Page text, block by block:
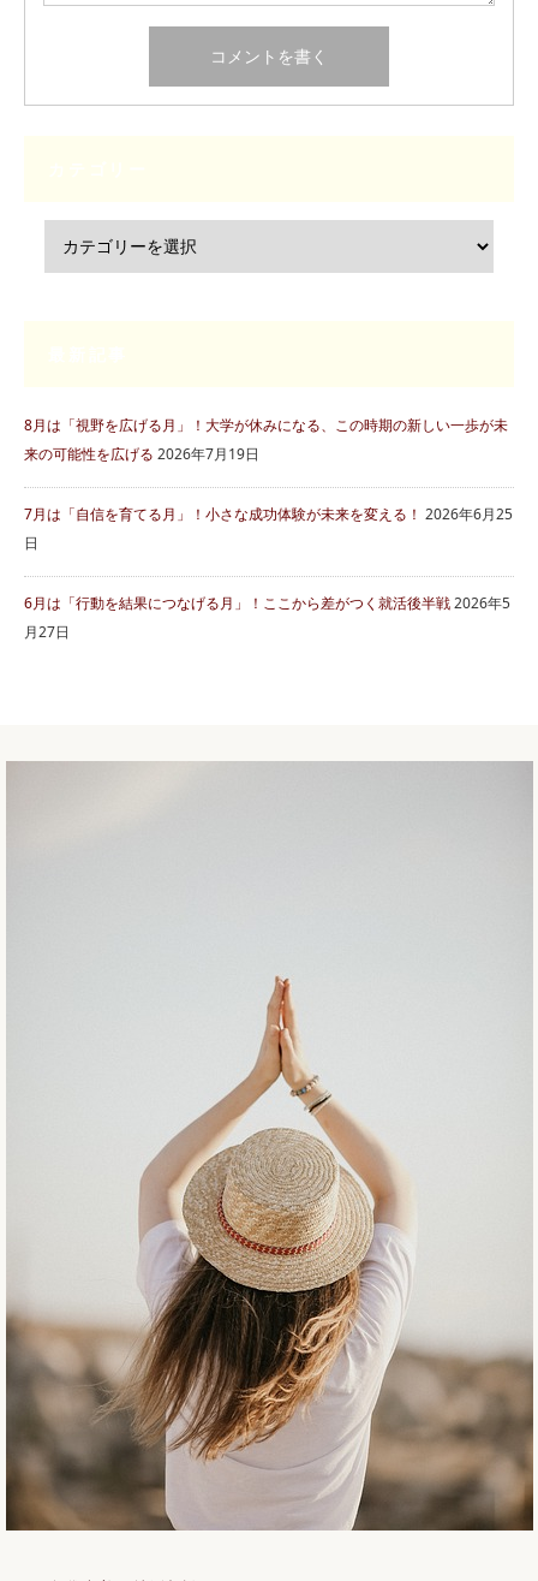
8月は「視野を広げる月」！大学が休みになる、この時期の新しい一歩が未
来の可能性を広げる 2026年7月19日
7月は「自信を育てる月」！小さな成功体験が未来を変える！ 2026年6月25
日
6月は「行動を結果につなげる月」！ここから差がつく就活後半戦2026年5
月27日